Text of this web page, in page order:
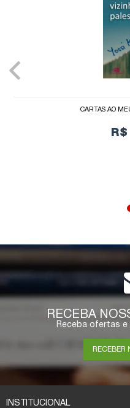
CARTAS AO
RECEBA
Receba ofertas e
RECEBER
INSTITUCIONAL